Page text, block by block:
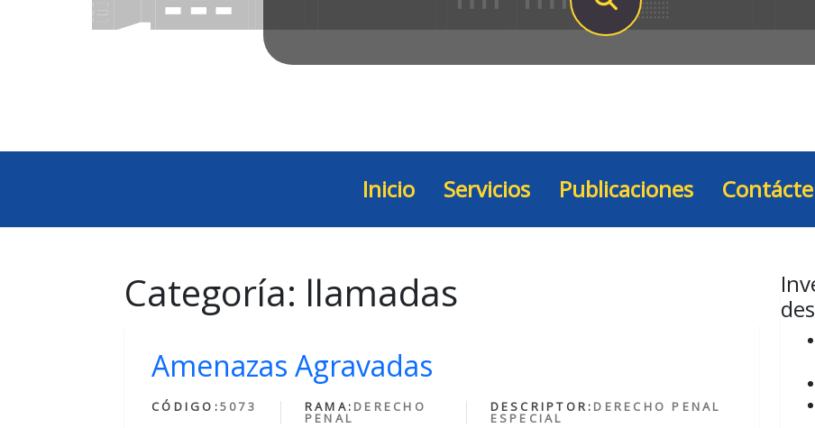
Inicio Servicios Publicaciones
Categoría: llamadas
Amenazas Agravadas
CÓDIGO:5073 RAMA: DERECHO
PENAL
DESCRIPTOR: DERECHO PENAL
ESPECIAL